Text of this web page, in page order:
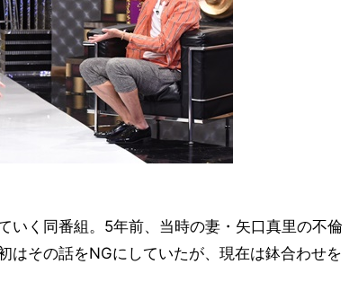
いく同番組。5年前、当時の妻・矢口真里の不倫
はその話をNGにしていたが、現在は鉢合わせを